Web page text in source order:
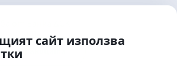
сайт използва
от Банка ДСК
на страницата